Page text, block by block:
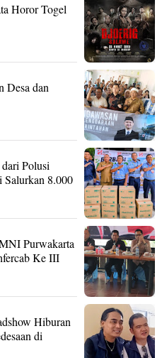
Horor Togel
Desa dan
Polusi
8.000
Purwakarta
Ke III
Hiburan
di